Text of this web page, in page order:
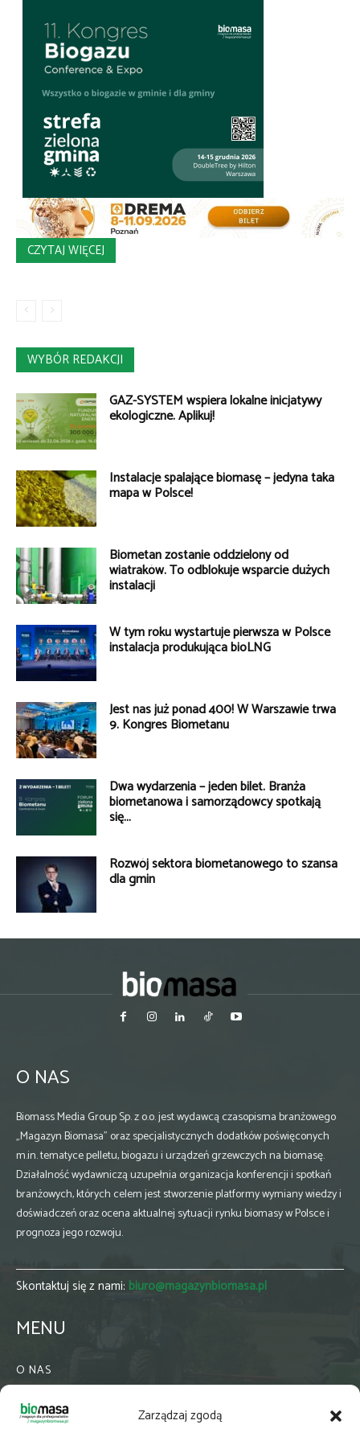
Zarządzaj zgodą
CZYTAJ WIĘCEJ
WYBÓR REDAKCJI
GAZ-SYSTEM wspiera lokalne inicjatywy
ekologiczne. Aplikuj!
Instalacje spalające biomasę – jedyna taka
mapa w Polsce!
Biometan zostanie oddzielony od
wiatraków. To odblokuje wsparcie dużych
instalacji
W tym roku wystartuje pierwsza w Polsce
instalacja produkująca bioLNG
Jest nas już ponad 400! W Warszawie trwa
9. Kongres Biometanu
Dwa wydarzenia – jeden bilet. Branża
biometanowa i samorządowcy spotkają
się...
Rozwój sektora biometanowego to szansa
dla gmin
O NAS
Biomass Media Group Sp. z o.o. jest wydawcą czasopisma branżowego
„Magazyn Biomasa” oraz specjalistycznych dodatków poświęconych
m.in. tematyce pelletu, biogazu i urządzeń grzewczych na biomasę.
Działalność wydawniczą uzupełnia organizacja konferencji i spotkań
branżowych, których celem jest stworzenie platformy wymiany wiedzy i
doświadczeń oraz ocena aktualnej sytuacji rynku biomasy w Polsce i
prognoza jego rozwoju.
Skontaktuj się z nami: biuro@magazynbiomasa.pl
MENU
O NAS
WSPÓŁPRACA